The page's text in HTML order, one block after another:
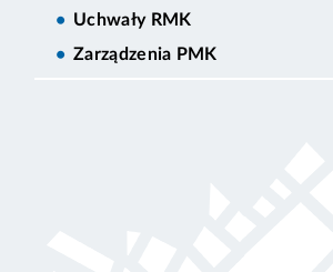
Uchwały RMK
Zarządzenia PMK